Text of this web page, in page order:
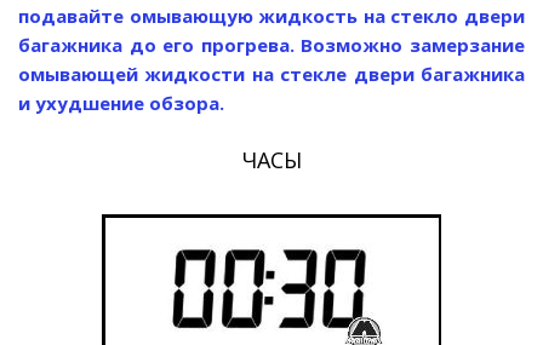
подавайте омывающую жидкость на стекло двери
багажника до его прогрева. Возможно замерзание
омывающей жидкости на стекле двери багажника
и ухудшение обзора.
ЧАСЫ